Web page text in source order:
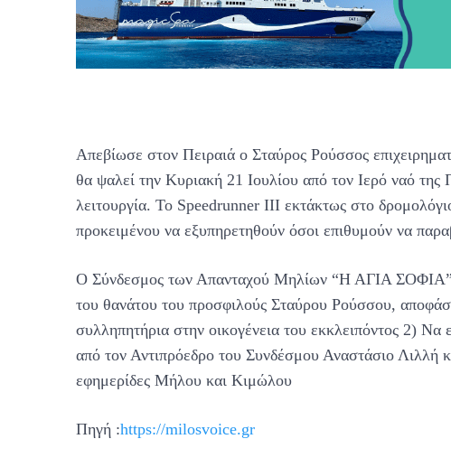
Απεβίωσε στον Πειραιά ο Σταύρος Ρούσσος
θα ψαλεί την Κυριακή 21 Ιουλίου από τον Ιερό ναό
λειτουργία. Το Speedrunner III εκτάκτως στο
προκειμένου να εξυπηρετηθούν όσοι επιθυμούν να
Ο Σύνδεσμος των Απανταχού Μηλίων “Η ΑΓΙΑ ΣΟΦΙΑ”
του θανάτου του προσφιλούς Σταύρου Ρούσσου,
συλληπητήρια στην οικογένεια του εκκλειπόντος 2)
από τον Αντιπρόεδρο του Συνδέσμου Αναστάσιο Λιλλή
εφημερίδες Μήλου και Κιμώλου
Πηγή :https://milosvoice.gr